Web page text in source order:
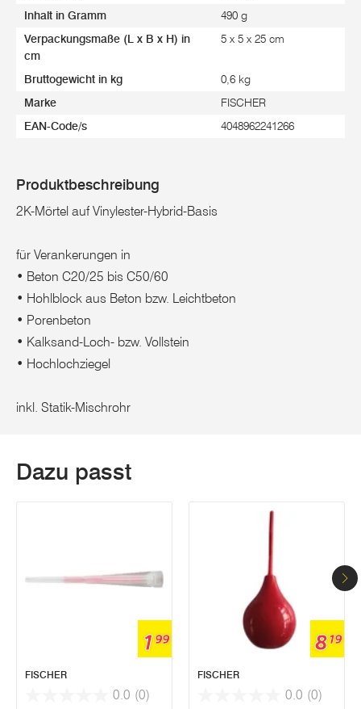
Inhalt in Gramm 490 g
Verpackungsmaße (L x B x H) in
cm
5 x 5 x 25 cm
Bruttogewicht in kg 0,6 kg
Marke FISCHER
EAN-Code/s 4048962241266
Produktbeschreibung
2K-Mörtel auf Vinylester-Hybrid-Basis
für Verankerungen in
• Beton C20/25 bis C50/60
• Hohlblock aus Beton bzw. Leichtbeton
• Porenbeton
• Kalksand-Loch- bzw. Vollstein
• Hochlochziegel
inkl. Statik-Mischrohr
Dazu passt
199
FISCHER
0.0 (0)
8 19
FISCHER
0.0 (0)